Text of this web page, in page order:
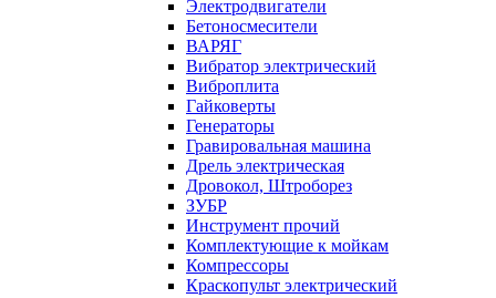
Электродвигатели
Бетоносмесители
ВАРЯГ
Вибратор электрический
Виброплита
Гайковерты
Генераторы
Гравировальная машина
Дрель электрическая
Дровокол, Штроборез
ЗУБР
Инструмент прочий
Комплектующие к мойкам
Компрессоры
Краскопульт электрический